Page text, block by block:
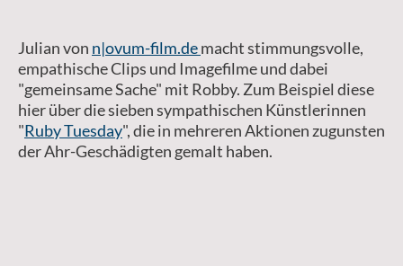
Julian von n|ovum-film.demacht stimmungsvolle,
empathische Clips und Imagefilme und dabei
"gemeinsame Sache" mit Robby. Zum Beispiel diese
hier über die sieben sympathischen Künstlerinnen
"Ruby Tuesday", die in mehreren Aktionen zugunsten
der Ahr-Geschädigten gemalt haben.